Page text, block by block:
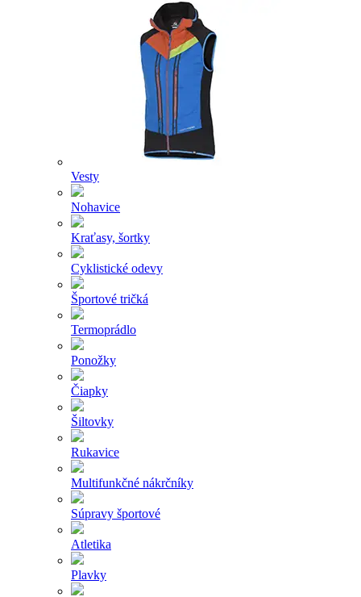
Vesty
Nohavice
Kraťasy, šortky
Cyklistické odevy
Športové tričká
Termoprádlo
Ponožky
Čiapky
Šiltovky
Rukavice
Multifunkčné nákrčníky
Súpravy športové
Atletika
Plavky